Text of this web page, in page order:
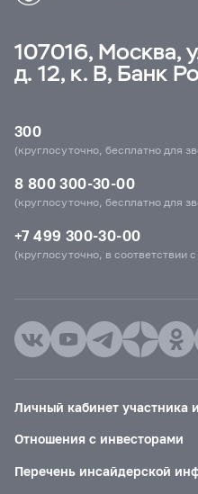
107016, Москва,
д. 12, к. В, Банк
300
(круглосуточно, бесплатно для
8 800 300-30-00
(круглосуточно, бесплатно для
+7 499 300-30-00
(круглосуточно, в соответствии
Личный кабинет участника
Отношения с инвесторами
Перечень инсайдерской